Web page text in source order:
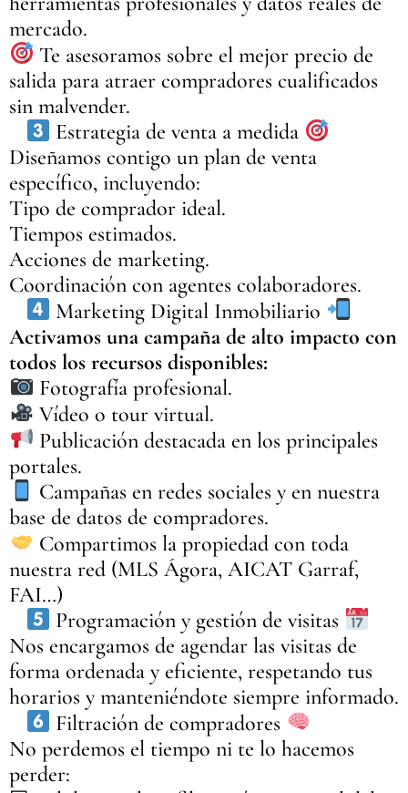
mercado.
Te asesoramos sobre el mejor precio de
salida para atraer compradores cualificados
sin malvender.
Estrategia de venta a medida
Diseñamos contigo un plan de venta
específico, incluyendo:
Tipo de comprador ideal.
Tiempos estimados.
Acciones de marketing.
Coordinación con agentes colaboradores.
Marketing Digital Inmobiliario
Activamos una campaña de alto impacto con
todos los recursos disponibles:
Fotografía profesional.
Vídeo o tour virtual.
Publicación destacada en los principales
portales.
Campañas en redes sociales y en nuestra
base de datos de compradores.
Compartimos la propiedad con toda
nuestra red (MLS Ágora, AICAT Garraf,
FAI…)
Programación y gestión de visitas
Nos encargamos de agendar las visitas de
forma ordenada y eficiente, respetando tus
horarios y manteniéndote siempre informado.
Filtración de compradores
No perdemos el tiempo ni te lo hacemos
perder: